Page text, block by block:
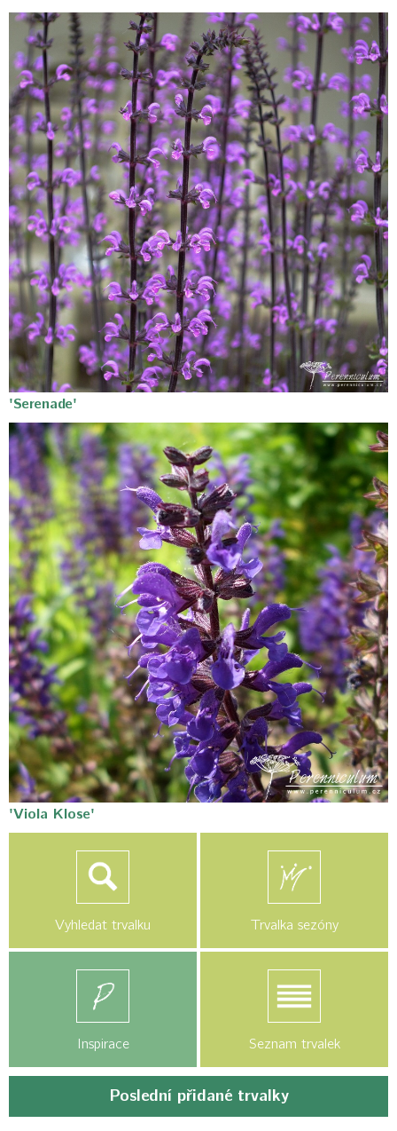
'Serenade'
'Viola Klose'
Vyhledat trvalku Trvalka sezóny
Inspirace Seznam trvalek
Poslední přidané trvalky